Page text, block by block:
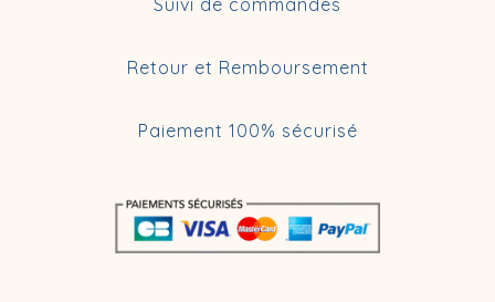
Suivi de commandes
Retour et Remboursement
Paiement 100% sécurisé